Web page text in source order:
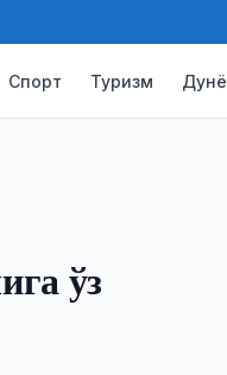
Спорт Туризм Дунё
ўз